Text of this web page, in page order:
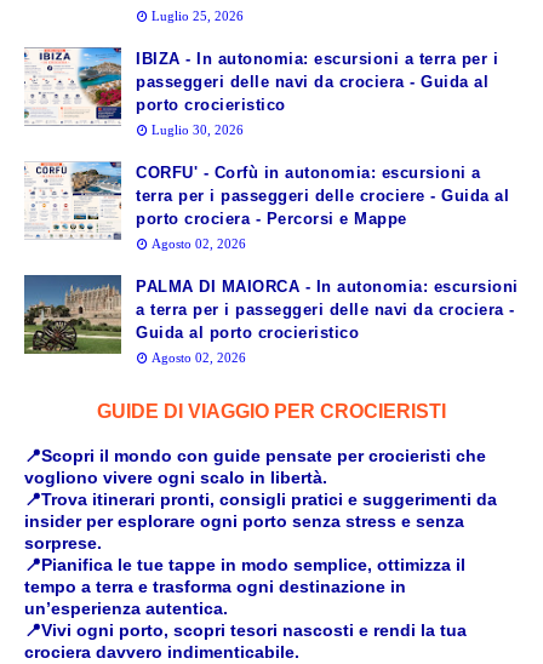
Luglio 25, 2026
IBIZA - In autonomia: escursioni a terra per i
passeggeri delle navi da crociera - Guida al
porto crocieristico
Luglio 30, 2026
CORFU' - Corfù in autonomia: escursioni a
terra per i passeggeri delle crociere - Guida al
porto crociera - Percorsi e Mappe
Agosto 02, 2026
PALMA DI MAIORCA - In autonomia: escursioni
a terra per i passeggeri delle navi da crociera -
Guida al porto crocieristico
Agosto 02, 2026
GUIDE DI VIAGGIO PER CROCIERISTI
📍Scopri il mondo con guide pensate per crocieristi che
vogliono vivere ogni scalo in libertà.
📍Trova itinerari pronti, consigli pratici e suggerimenti da
insider per esplorare ogni porto senza stress e senza
sorprese.
📍Pianifica le tue tappe in modo semplice, ottimizza il
tempo a terra e trasforma ogni destinazione in
un’esperienza autentica.
📍Vivi ogni porto, scopri tesori nascosti e rendi la tua
crociera davvero indimenticabile.